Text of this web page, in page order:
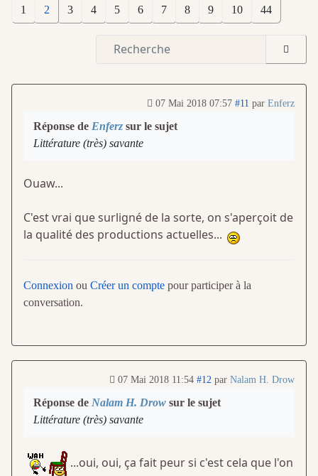
1 2 3 4 5 6 7 8 9 10 44
07 Mai 2018 07:57 #11 par Enferz
Réponse de Enferz sur le sujet
Littérature (très) savante
Ouaw...
C'est vrai que surligné de la sorte, on s'aperçoit de
la qualité des productions actuelles...
Connexion ou Créer un compte pour participer à la
conversation.
07 Mai 2018 11:54 #12 par Nalam H. Drow
Réponse de Nalam H. Drow sur le sujet
Littérature (très) savante
...oui, oui, ça fait peur si c'est cela que l'on